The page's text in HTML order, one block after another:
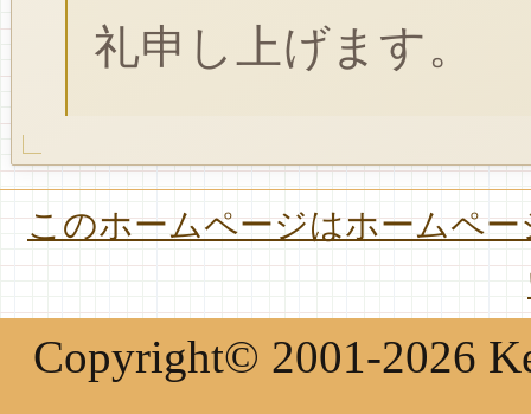
礼申し上げます。
このホームページはホームペ
Copyright© 2001-2026